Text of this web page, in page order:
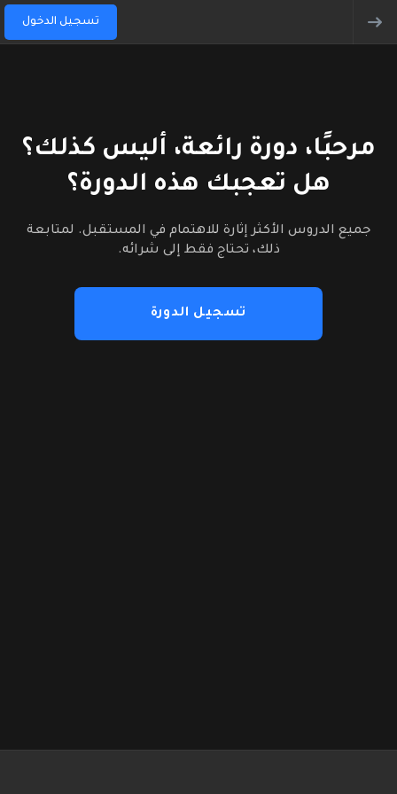
تسجيل الدخول
مرحبًا، دورة رائعة، أليس كذلك؟
هل تعجبك هذه الدورة؟
جميع الدروس الأكثر إثارة للاهتمام في المستقبل. لمتابعة
ذلك، تحتاج فقط إلى شرائه.
تسجيل الدورة